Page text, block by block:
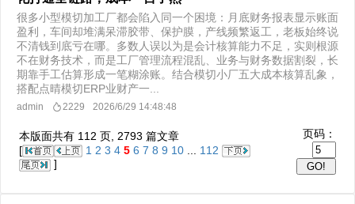
很多小型模切加工厂都会陷入同一个困境：月底财务报表显示账面
盈利，车间却堆满呆滞胶带、保护膜，产线频繁返工，老板始终说
不清钱到底亏在哪。多数人误以为是会计核算能力不足，实则根源
不在财务技术，而是工厂管理流程混乱、业务与财务数据割裂，长
期靠手工估算形成一笔糊涂账。结合模切小厂五大成本核算乱象，
搭配点晴模切ERP业财产一...
admin 2229 2026/6/29 14:48:48
本版面共有 112 页, 2793 篇文章
[
1 2 3 4 5 6 7 8 9 10
112
]
页码：